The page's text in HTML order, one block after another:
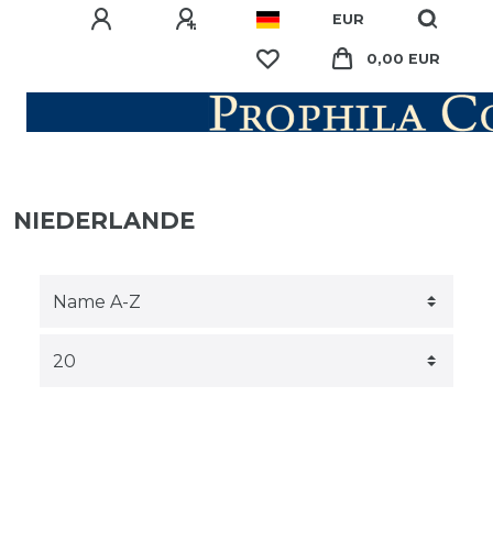
EUR
0,00 EUR
NIEDERLANDE